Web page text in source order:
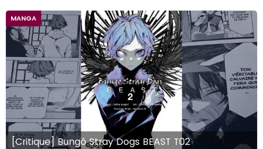
MANGA
[Critique] Bungô Stray Dogs BEAST T02